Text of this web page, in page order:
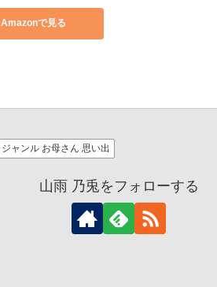
Amazonで見る
ャンル お母さん 思い出
山雨 乃兎をフォローする